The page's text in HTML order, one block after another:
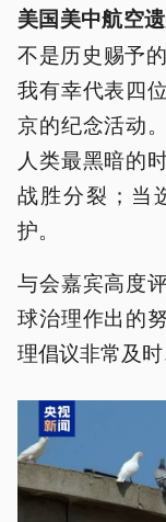
美国美中航空
不是历史赐予
我有幸代表四
京的纪念活动
人类最黑暗的
战胜分裂；当
护。
与会嘉宾高度
球治理作出的
理倡议非常及时